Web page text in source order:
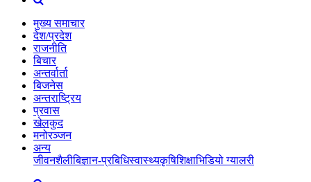
मुख्य समाचार
देश/प्रदेश
राजनीति
बिचार
अन्तर्वार्ता
बिजनेस
अन्तराष्ट्रिय
प्रवास
खेलकुद
मनोरञ्जन
अन्य
जीवनशैलीबिज्ञान-प्रबिधिस्वास्थ्यकृषिशिक्षाभिडियो ग्यालरी